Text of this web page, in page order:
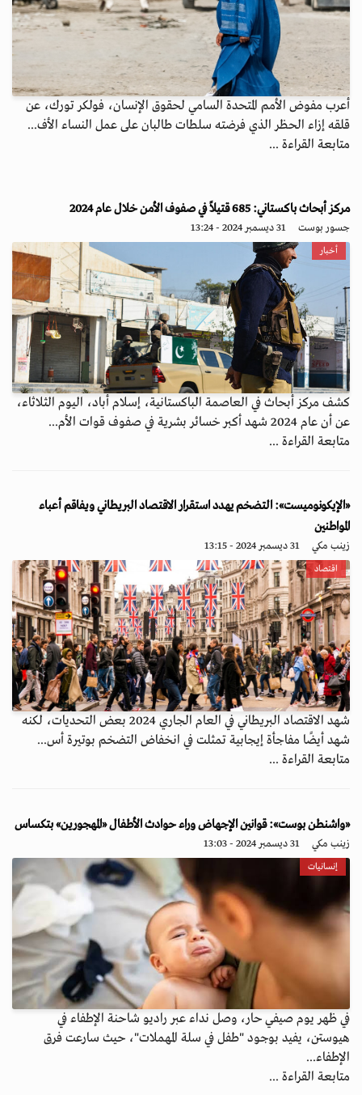
أعرب مفوض الأمم المتحدة السامي لحقوق الإنسان، فولكر تورك، عن
قلقه إزاء الحظر الذي فرضته سلطات طالبان على عمل النساء الأف...
متابعة القراءة ...
مركز أبحاث باكستاني: 685 قتيلاً في صفوف الأمن خلال عام 2024
جسور بوست 31 ديسمبر 2024 - 13:24
أخبار
كشف مركز أبحاث في العاصمة الباكستانية، إسلام أباد، اليوم الثلاثاء،
عن أن عام 2024 شهد أكبر خسائر بشرية في صفوف قوات الأم...
متابعة القراءة ...
«الإيكونوميست»: التضخم يهدد استقرار الاقتصاد البريطاني ويفاقم أعباء
المواطنين
زينب مكي 31 ديسمبر 2024 - 13:15
اقتصاد
شهد الاقتصاد البريطاني في العام الجاري 2024 بعض التحديات، لكنه
شهد أيضًا مفاجأة إيجابية تمثلت في انخفاض التضخم بوتيرة أس...
متابعة القراءة ...
«واشنطن بوست»: قوانين الإجهاض وراء حوادث الأطفال «المهجورين» بتكساس
زينب مكي 31 ديسمبر 2024 - 13:03
إنسانيات
في ظهر يوم صيفي حار، وصل نداء عبر راديو شاحنة الإطفاء في
هيوستن، يفيد بوجود "طفل في سلة المهملات"، حيث سارعت فرق
الإطفاء...
متابعة القراءة ...